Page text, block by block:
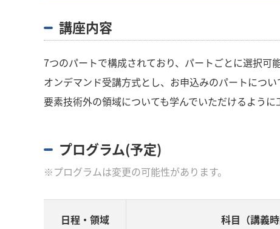
講座内容
7つのパートで構成されており、パートごとに選択可能
オンデマンド受講方式とし、お申込みのパートにつ
要素技術外の領域についても学んでいただけるように
プログラム(予定)
※プログラムは変更の可能性があります。
日程・領域 科目（講義時